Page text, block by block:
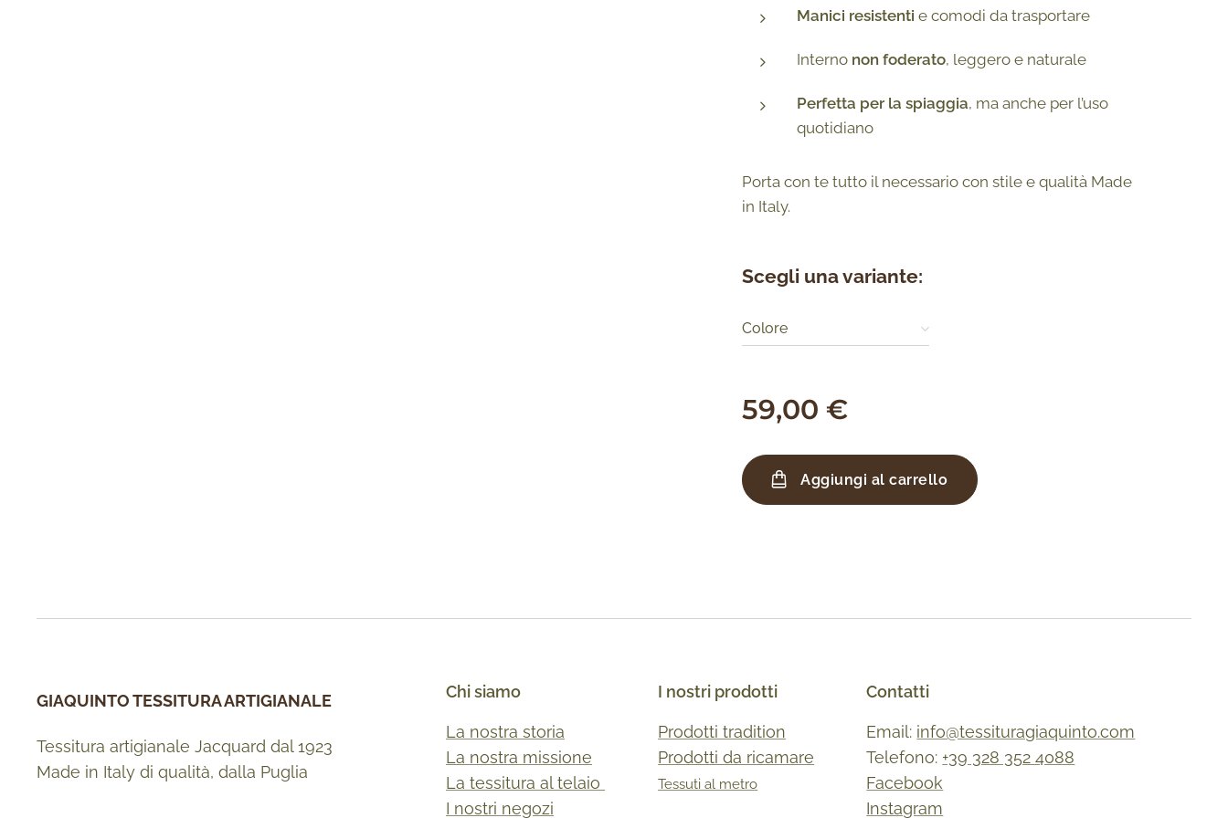
Manici resistenti e comodi da trasportare
Interno non foderato, leggero e naturale
Perfetta per la spiaggia, ma anche per l’uso
quotidiano
Porta con te tutto il necessario con stile e qualità Made
in Italy.
Scegli una variante:
Colore
59,00 €
Aggiungi al carrello
GIAQUINTO TESSITURA ARTIGIANALE
Tessitura artigianale Jacquard dal 1923
Made in Italy di qualità, dalla Puglia
Chi siamo
La nostra storia
La nostra missione
La tessitura al telaio
I nostri negozi
I nostri prodotti
Prodotti tradition
Prodotti da ricamare
Tessuti al metro
Contatti
Email: info@tessituragiaquinto.com
Telefono: +39 328 352 4088
Facebook
Instagram